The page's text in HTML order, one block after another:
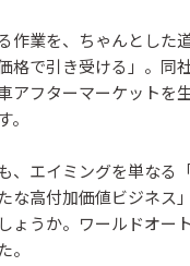
作業を、ちゃんとした
格で引き受ける」。同
アフターマーケットを
、エイミングを単なる
な高付加価値ビジネス
ょうか。ワールドオー
。